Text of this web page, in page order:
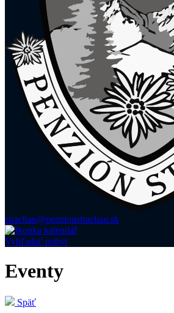
strachan@penzionstrachan.sk
Vyhľadať pobyt
Eventy
Späť